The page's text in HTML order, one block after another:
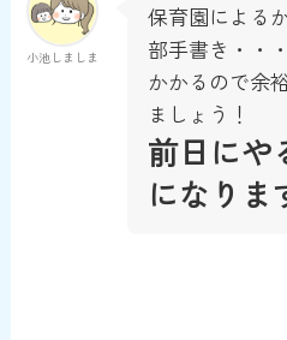
小池しましま
保育園による
部手書き・・
かかるので余
ましょう！
前日にや
になりま